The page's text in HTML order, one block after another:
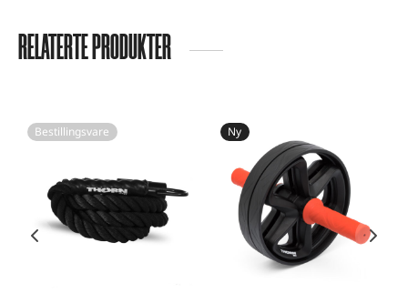
RELATERTE PRODUKTER
Bestillingsvare Ny